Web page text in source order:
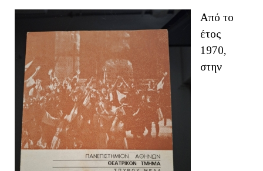
Από το
έτος
1970,
στην